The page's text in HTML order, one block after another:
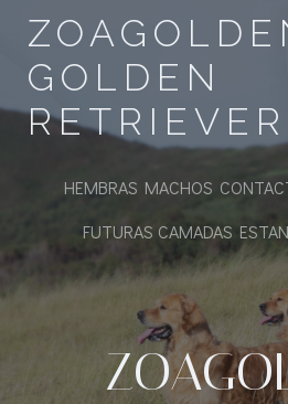
al
GOLDEN
RETRIEVER
HEMBRAS MACHOS
FUTURAS CAMADAS